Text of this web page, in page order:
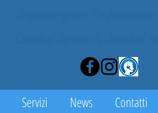
Servizi News Contatti